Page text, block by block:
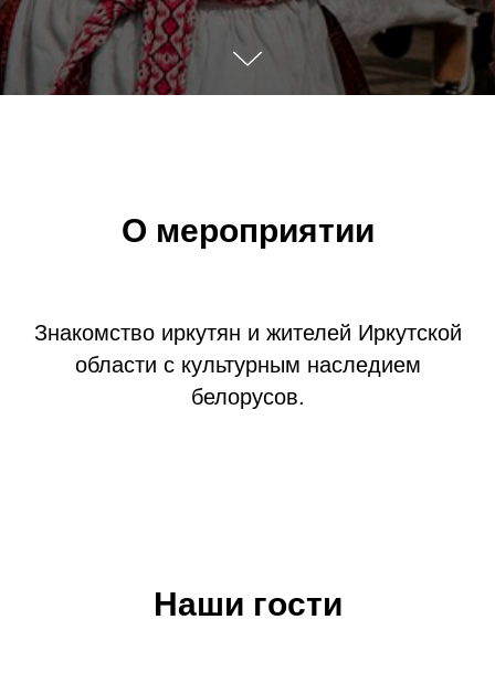
О мероприятии
Знакомство иркутян и жителей Иркутской
области с культурным наследием
белорусов.
Наши гости